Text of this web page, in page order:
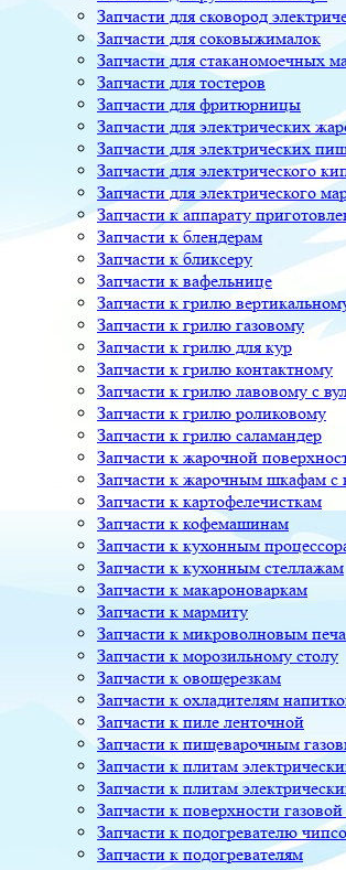
Запчасти для сковород
Запчасти для соковыжималок
Запчасти для стаканомоечных
Запчасти для тостеров
Запчасти для фритюрницы
Запчасти для электрических
Запчасти для электрических
Запчасти для электрического
Запчасти для электрического
Запчасти к аппарату
Запчасти к блендерам
Запчасти к бликсеру
Запчасти к вафельнице
Запчасти к грилю
Запчасти к грилю газовому
Запчасти к грилю для кур
Запчасти к грилю контактному
Запчасти к грилю лавовому с
Запчасти к грилю роликовому
Запчасти к грилю саламандер
Запчасти к жарочной
Запчасти к жарочным шкафам с
Запчасти к картофелечисткам
Запчасти к кофемашинам
Запчасти к кухонным
Запчасти к кухонным стеллажам
Запчасти к макароноваркам
Запчасти к мармиту
Запчасти к микроволновым
Запчасти к морозильному столу
Запчасти к овощерезкам
Запчасти к охладителям
Запчасти к пиле ленточной
Запчасти к пищеварочным
Запчасти к плитам
Запчасти к плитам
Запчасти к поверхности
Запчасти к подогревателю
Запчасти к подогревателям